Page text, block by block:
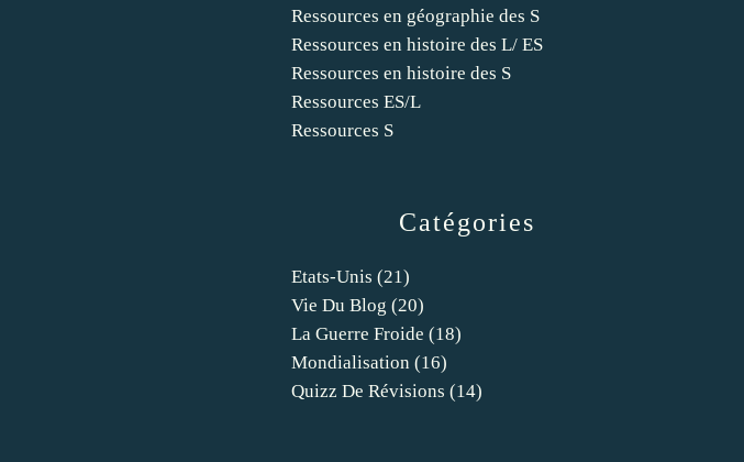
Catégories
Etats-Unis (21)
Vie Du Blog (20)
La Guerre Froide (18)
Mondialisation (16)
Quizz De Révisions (14)
Ressources en géographie des S
Ressources en histoire des L/ ES
Ressources en histoire des S
Ressources ES/L
Ressources S